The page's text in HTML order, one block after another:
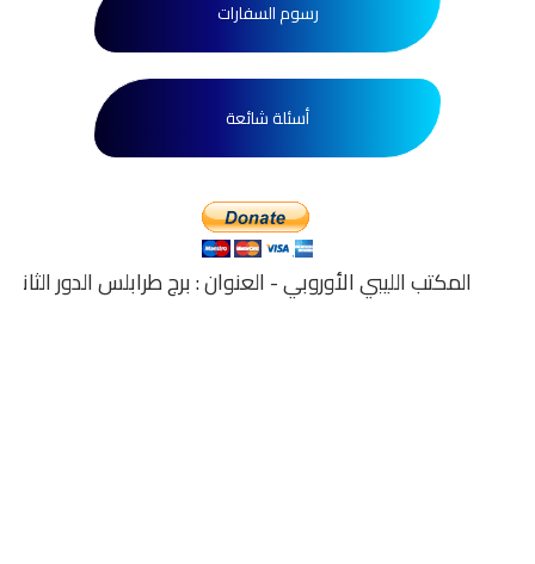
رسوم السفارات
أسئلة شائعة
المكتب الليبي الأوروبي - العنوان : برج طرابلس الدور الثاني المكتب رقم 7 - هاتف 0213351434